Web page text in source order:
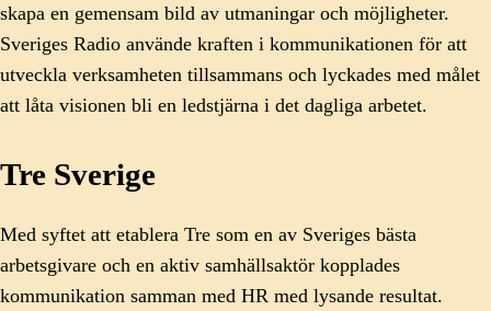
skapa en gemensam bild av utmaningar och möjligheter.
Sveriges Radio använde kraften i kommunikationen för att
utveckla verksamheten tillsammans och lyckades med målet
att låta visionen bli en ledstjärna i det dagliga arbetet.
Tre Sverige
Med syftet att etablera Tre som en av Sveriges bästa
arbetsgivare och en aktiv samhällsaktör kopplades
kommunikation samman med HR med lysande resultat.